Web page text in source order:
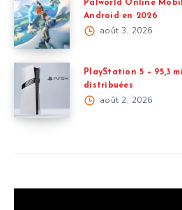
Palworld Online
Android en 2026
août 3, 2026
PlayStation 5 – 95,3
distribuées
août 2, 2026